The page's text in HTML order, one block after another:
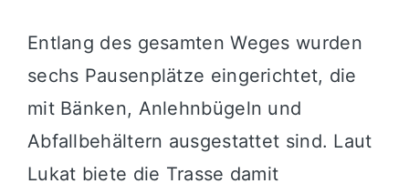
Entlang des gesamten Weges wurden
sechs Pausenplätze eingerichtet, die
mit Bänken, Anlehnbügeln und
Abfallbehältern ausgestattet sind. Laut
Lukat biete die Trasse damit